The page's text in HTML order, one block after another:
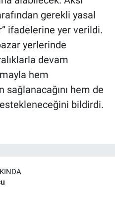
gerekli yasal
ifadelerine yer verildi.
yerlerinde
devam
hem
sağlanacağını hem de
bildirdi.